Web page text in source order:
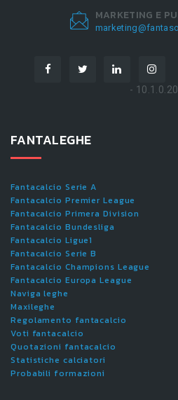
MARKETING E
-
FANTALEGHE
Fantacalcio Serie A
Fantacalcio Premier League
Fantacalcio Primera Division
Fantacalcio Bundesliga
Fantacalcio Ligue1
Fantacalcio Serie B
Fantacalcio Champions League
Fantacalcio Europa League
Naviga leghe
Maxileghe
Regolamento fantacalcio
Voti fantacalcio
Quotazioni fantacalcio
Statistiche calciatori
Probabili formazioni